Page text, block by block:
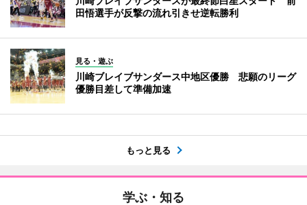
田悟選手が反撃の流れ引きせ逆転勝利
見る・遊ぶ
川崎ブレイブサンダース中地区優勝 悲願のリーグ
優勝目差して準備加速
もっと見る
学ぶ・知る